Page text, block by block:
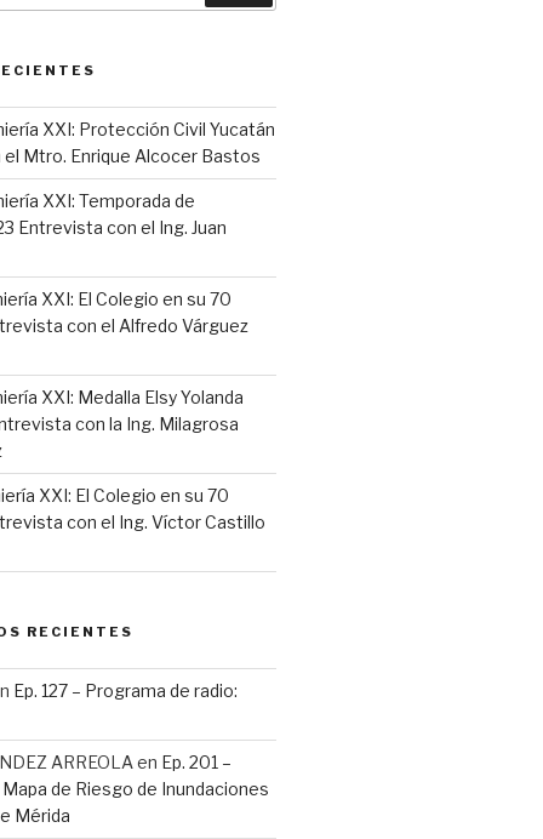
XXI: Protección Civil Yucatán
Mtro. Enrique Alcocer Bastos
XXI: Temporada de
Entrevista con el Ing. Juan
XXI: El Colegio en su 70
con el Alfredo Várguez
XXI: Medalla Elsy Yolanda
con la Ing. Milagrosa
XXI: El Colegio en su 70
con el Ing. Víctor Castillo
RECIENTES
Ep. 127 – Programa de radio:
ARREOLAen Ep. 201 –
de Riesgo de Inundaciones
Mérida